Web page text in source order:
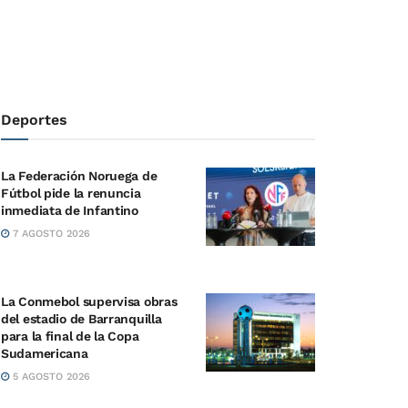
Deportes
La Federación Noruega de
Fútbol pide la renuncia
inmediata de Infantino
7 AGOSTO 2026
La Conmebol supervisa obras
del estadio de Barranquilla
para la final de la Copa
Sudamericana
5 AGOSTO 2026